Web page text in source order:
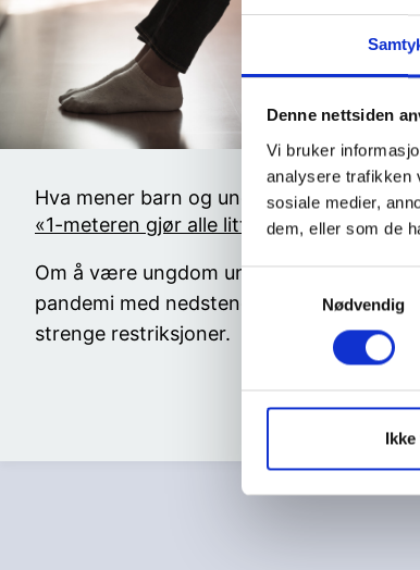
Denne nettsiden
Vi bruker
analysere trafikken
sosiale medier,
dem, eller som de
e
v
Nødvendig
Hva mener barn og unge
«1-meteren gjør alle litt tristere»
Om å være ungdom under
pandemi med nedstenging og
strenge restriksjoner.